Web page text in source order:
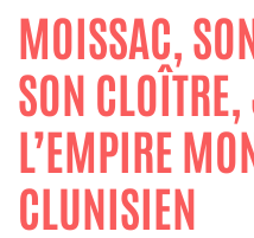
MOISSAC,
SON
L’EMPIRE
CLUNISIEN